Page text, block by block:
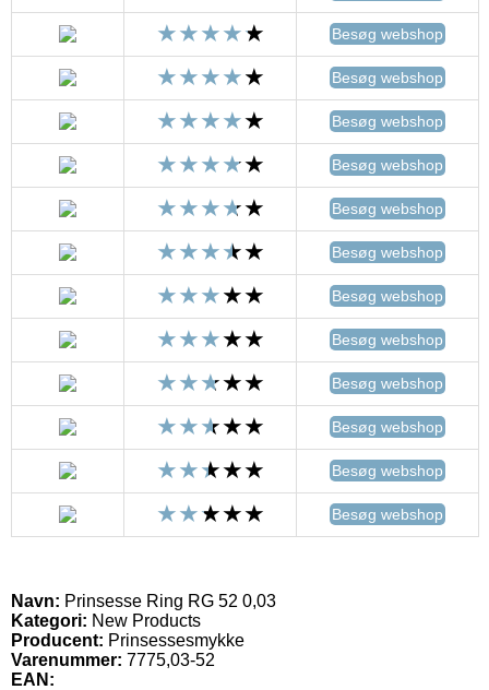
Besøg webshop
Besøg webshop
Besøg webshop
Besøg webshop
Besøg webshop
Besøg webshop
Besøg webshop
Besøg webshop
Besøg webshop
Besøg webshop
Besøg webshop
Besøg webshop
Navn: Prinsesse Ring RG 52 0,03
Kategori: New Products
Producent: Prinsessesmykke
Varenummer: 7775,03-52
EAN: